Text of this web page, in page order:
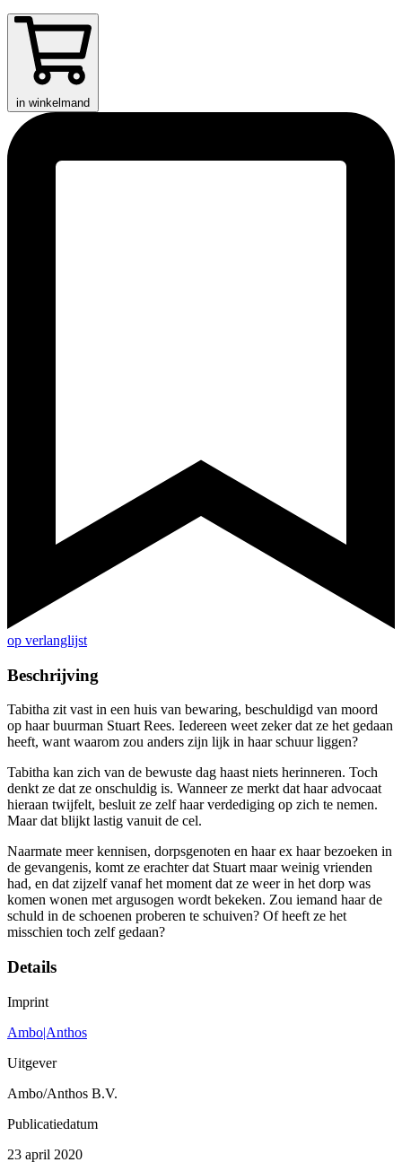
in winkelmand
op verlanglijst
Beschrijving
Tabitha zit vast in een huis van bewaring, beschuldigd van moord
op haar buurman Stuart Rees. Iedereen weet zeker dat ze het gedaan
heeft, want waarom zou anders zijn lijk in haar schuur liggen?
Tabitha kan zich van de bewuste dag haast niets herinneren. Toch
denkt ze dat ze onschuldig is. Wanneer ze merkt dat haar advocaat
hieraan twijfelt, besluit ze zelf haar verdediging op zich te nemen.
Maar dat blijkt lastig vanuit de cel.
Naarmate meer kennisen, dorpsgenoten en haar ex haar bezoeken in
de gevangenis, komt ze erachter dat Stuart maar weinig vrienden
had, en dat zijzelf vanaf het moment dat ze weer in het dorp was
komen wonen met argusogen wordt bekeken. Zou iemand haar de
schuld in de schoenen proberen te schuiven? Of heeft ze het
misschien toch zelf gedaan?
Details
Imprint
Ambo|Anthos
Uitgever
Ambo/Anthos B.V.
Publicatiedatum
23 april 2020